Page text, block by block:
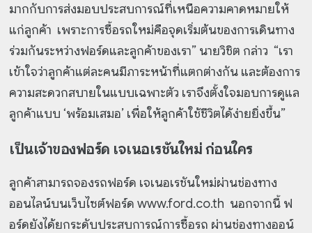
มากกับการส่งมอบประสบการณ์ที่เหนือความคาดหมายให้
แก่ลูกค้า เพราะการซื้อรถใหม่คือจุดเริ่มต้นของการเดินทาง
ร่วมกันระหว่างฟอร์ดและลูกค้าของเรา” นายวิชิต กล่าว “เรา
เข้าใจว่าลูกค้าแต่ละคนมีภาระหน้าที่แตกต่างกัน และต้องการ
ความสะดวกสบายในแบบเฉพาะตัว เราจึงตั้งใจมอบการดูแล
ลูกค้าแบบ ‘พร้อมเสมอ’ เพื่อให้ลูกค้าใช้ชีวิตได้ง่ายยิ่งขึ้น”
เป็นเจ้าของฟอร์ด เจเนอเรชันใหม่ ก่อนใคร
ลูกค้าสามารถจองรถฟอร์ด เจเนอเรชันใหม่ผ่านช่องทาง
ออนไลน์บนเว็บไซต์ฟอร์ด www.ford.co.th นอกจากนี้ ฟ
อร์ดยังได้ยกระดับประสบการณ์การซื้อรถ ผ่านช่องทางออน์